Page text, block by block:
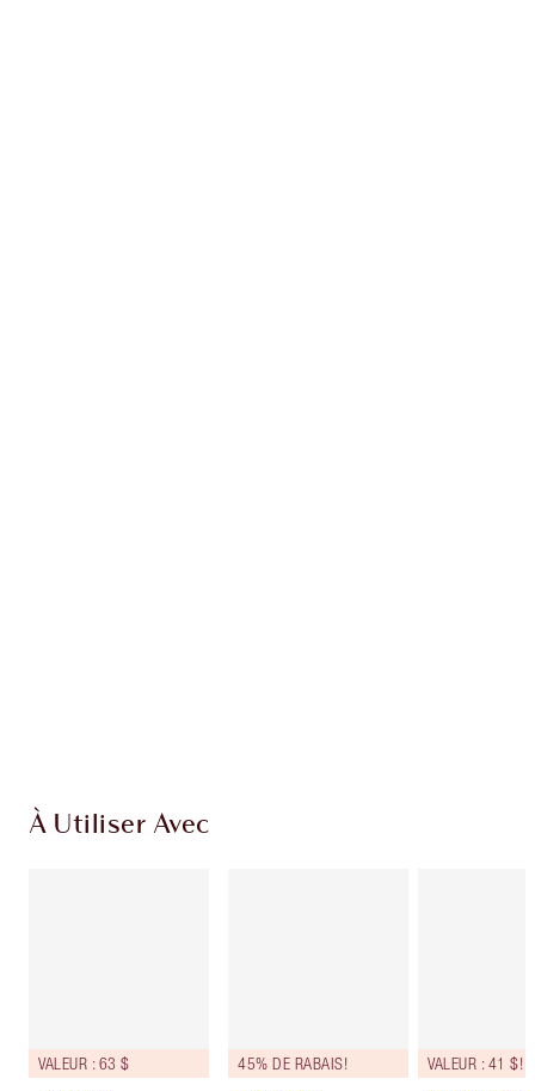
À Utiliser Avec
VALEUR : 63 $ 45% DE RABAIS! VALEUR : 41 $!